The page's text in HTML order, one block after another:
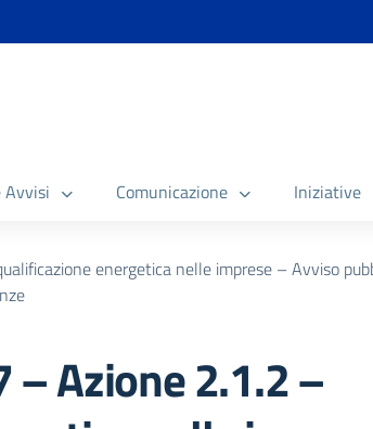
Avvisi Comunicazione Iniziative
energetica nelle imprese – Avviso
– Azione 2.1.2 –